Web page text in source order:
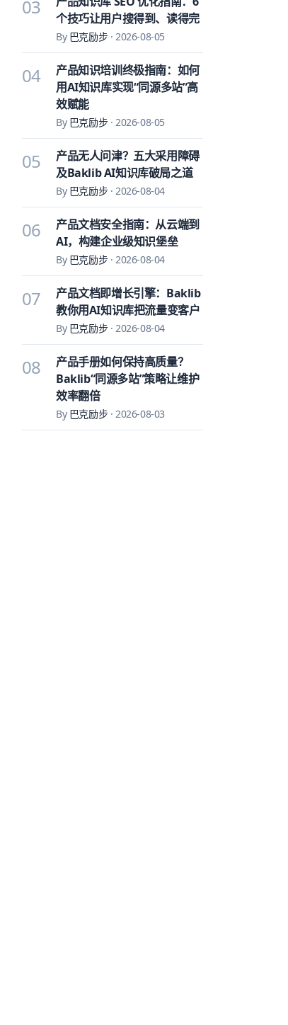
03
个技巧让用户搜得到、读得完
By 巴克励步·2026-08-05
04
产品知识培训终极指南：如何
用AI知识库实现“同源多站”高
效赋能
By 巴克励步·2026-08-05
05
产品无人问津？五大采用障碍
及Baklib AI知识库破局之道
By 巴克励步·2026-08-04
06
产品文档安全指南：从云端到
AI，构建企业级知识堡垒
By 巴克励步·2026-08-04
07
产品文档即增长引擎：Baklib
教你用AI知识库把流量变客户
By 巴克励步·2026-08-04
08
产品手册如何保持高质量？
Baklib“同源多站”策略让维护
效率翻倍
By 巴克励步·2026-08-03